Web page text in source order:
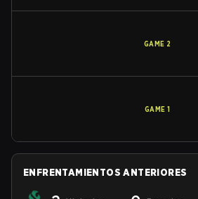
GAME 2
GAME 1
ENFRENTAMIENTOS ANTERIORES